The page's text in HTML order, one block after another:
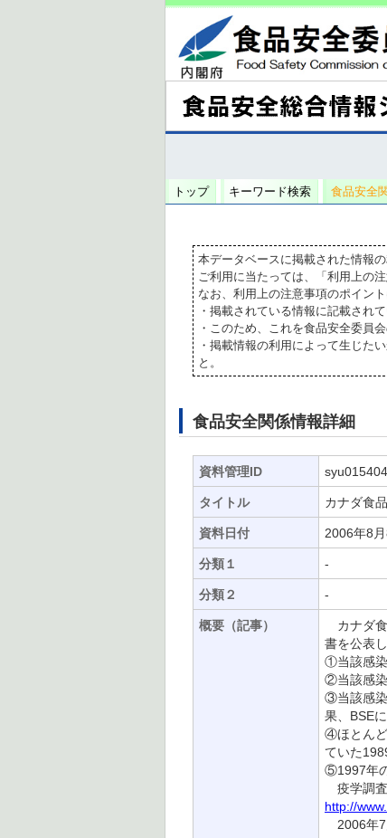
トップ キーワード検索 食品安全
本データベースに掲載された情報
ご利用に当たっては、「利用上の
なお、利用上の注意事項のポイン
・掲載されている情報に記載され
・このため、これを食品安全委員
・掲載情報の利用によって生じた
と。
食品安全関係情報詳細
資料管理ID
タイトル カナダ食
資料日付 2006年8月
分類１ -
分類２ -
概要（記事）
カナダ食
書を公表
①当該感染
②当該感染
③当該感染
果、BSE
④ほとんど
ていた
⑤1997年
疫学調査
http://
2006年7